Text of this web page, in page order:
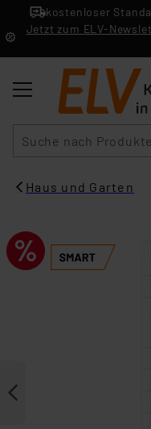
kostenloser
Jetzt zum ELV-
Haus und Garten​